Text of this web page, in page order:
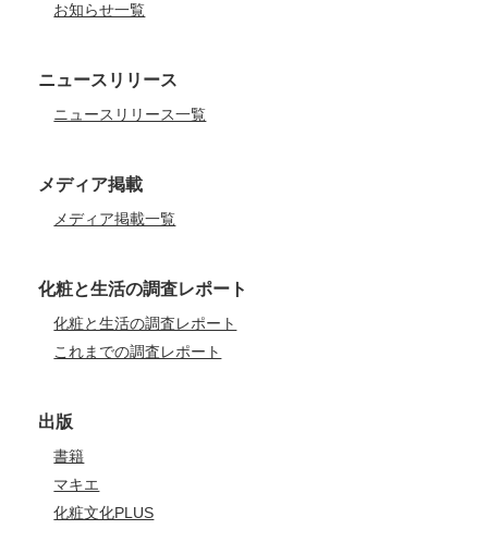
お知らせ一覧
ニュースリリース
ニュースリリース一覧
メディア掲載
メディア掲載一覧
化粧と生活の調査レポート
化粧と生活の調査レポート
これまでの調査レポート
出版
書籍
マキエ
化粧文化PLUS